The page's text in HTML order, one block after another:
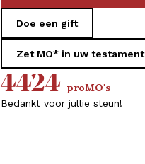
Doe een gift
Zet MO* in uw testament
4424 proMO's
Bedankt voor jullie steun!